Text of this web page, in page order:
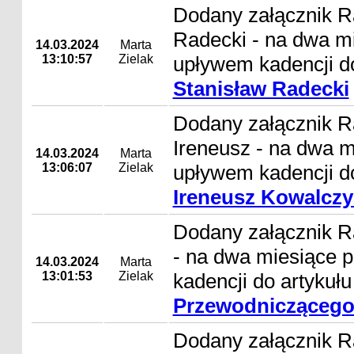
14.03.2024
13:10:57
Marta
Zielak
Dodany załącznik
Radecki - na dwa
upływem kadencji
Stanisław Radecki
14.03.2024
13:06:07
Marta
Zielak
Dodany załącznik
Ireneusz - na dwa
upływem kadencji
Ireneusz
14.03.2024
13:01:53
Marta
Zielak
Dodany załącznik
- na dwa miesiące
kadencji do
Dodany załącznik